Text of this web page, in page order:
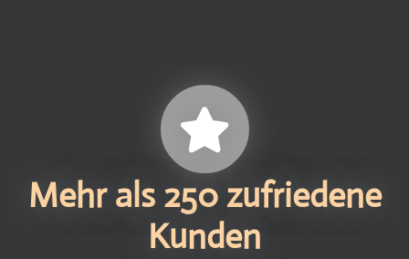
Mehr als 250 zufriedene
Kunden